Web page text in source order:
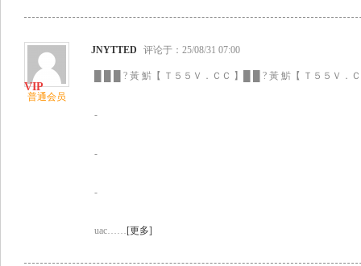
普通会员
JNYTTED 评论于：25/08/31 07:00
█ █ █ ? 黃 魸【 Ｔ５５Ｖ．ＣＣ 】█ █ ? 黃 魸【 Ｔ５５Ｖ．
-
-
-
uac……[更多]